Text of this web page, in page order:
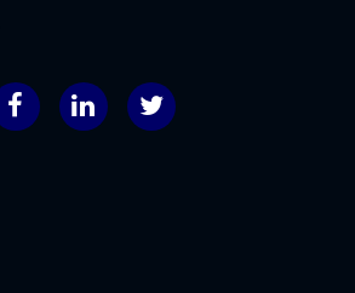
FacebookLinkedInTwitter